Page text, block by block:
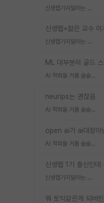
신생랩가지말라는 이유가 있었구나
신생랩가지말라는 이유가 있었구나
AI 학회들 거품 슬슬 지적이 나오네요
neurips는 괜찮음
AI 학회들 거품 슬슬 지적이 나오네요
AI 학회들 거품 슬슬 지적이 나오네요
신생랩가지말라는 이유가 있었구나